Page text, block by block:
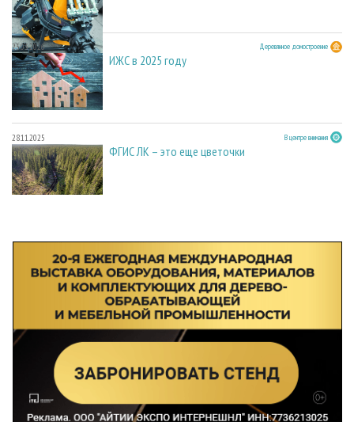
23.03.2026 Деревянное домостроение
ИЖС в 2025 году
28.11.2025 В центре внимания
ФГИС ЛК – это еще цветочки